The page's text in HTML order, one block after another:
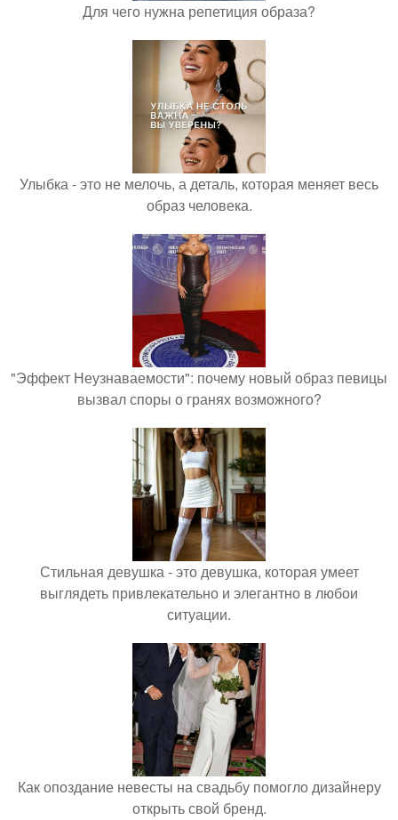
Для чего нужна репетиция образа?
Улыбка - это не мелочь, а деталь, которая меняет весь
образ человека.
"Эффект Неузнаваемости": почему новый образ певицы
вызвал споры о гранях возможного?
Стильная девушка - это девушка, которая умеет
выглядеть привлекательно и элегантно в любои
ситуации.
Как опоздание невесты на свадьбу помогло дизайнеру
открыть свой бренд.